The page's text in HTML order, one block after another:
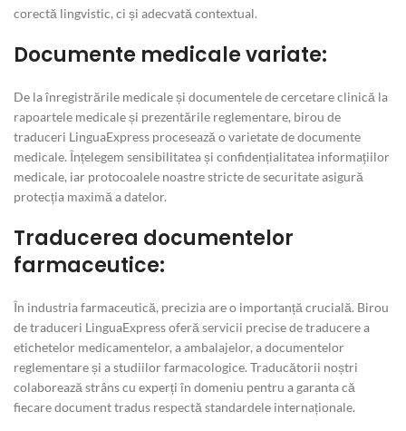
corectă lingvistic, ci și adecvată contextual.
Documente medicale variate:
De la înregistrările medicale și documentele de cercetare clinică la
rapoartele medicale și prezentările reglementare, birou de
traduceri LinguaExpress procesează o varietate de documente
medicale. Înțelegem sensibilitatea și confidențialitatea informațiilor
medicale, iar protocoalele noastre stricte de securitate asigură
protecția maximă a datelor.
Traducerea documentelor
farmaceutice:
În industria farmaceutică, precizia are o importanță crucială. Birou
de traduceri LinguaExpress oferă servicii precise de traducere a
etichetelor medicamentelor, a ambalajelor, a documentelor
reglementare și a studiilor farmacologice. Traducătorii noștri
colaborează strâns cu experți în domeniu pentru a garanta că
fiecare document tradus respectă standardele internaționale.